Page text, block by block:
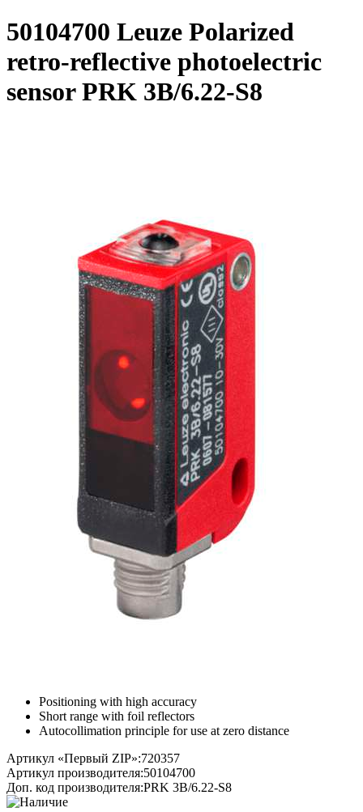
50104700 Leuze Polarized
retro-reflective photoelectric
sensor PRK 3B/6.22-S8
Positioning with high accuracy
Short range with foil reflectors
Autocollimation principle for use at zero distance
Артикул «Первый ZIP»:720357
Артикул производителя:50104700
Доп. код производителя:PRK 3B/6.22-S8